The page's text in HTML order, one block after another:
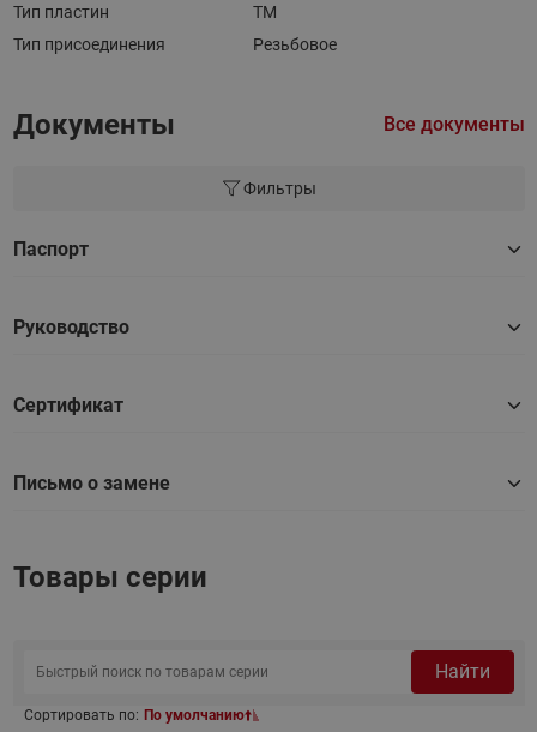
Тип пластин
TM
Тип присоединения
Резьбовое
Документы Все документы
Фильтры
Паспорт
Руководство
Сертификат
Письмо о замене
Товары серии
Найти
Сортировать по: По умолчанию